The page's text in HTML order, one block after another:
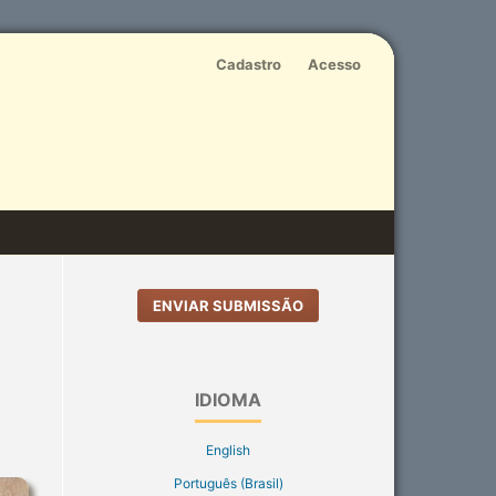
Cadastro Acesso
ENVIAR SUBMISSÃO
IDIOMA
English
Português (Brasil)